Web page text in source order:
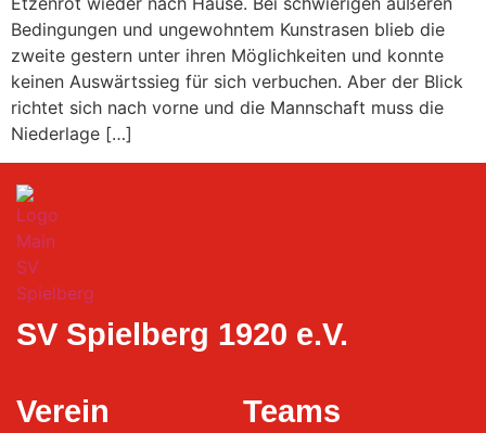
Bedingungen und ungewohntem Kunstrasen blieb die
zweite gestern unter ihren Möglichkeiten und konnte
keinen Auswärtssieg für sich verbuchen. Aber der Blick
richtet sich nach vorne und die Mannschaft muss die
Niederlage […]
SV Spielberg 1920 e.V.
Verein Teams